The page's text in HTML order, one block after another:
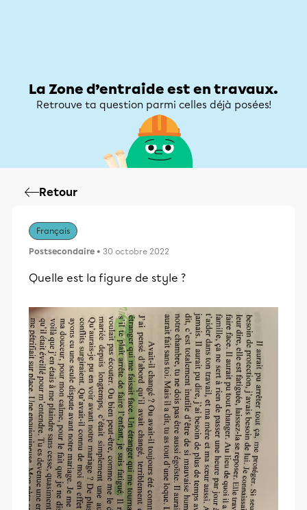
La Zone d’entraide est en travaux.
Retrouve ta question parmi celles déjà posées!
Retour
Français
Postsecondaire • 30 octobre 2022
Quelle est la figure de style ?